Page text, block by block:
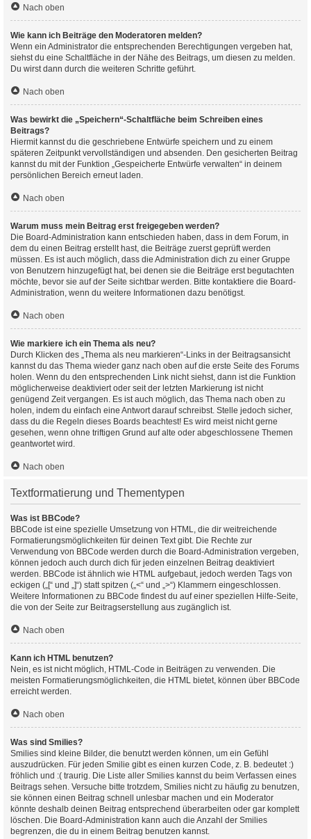
Nach oben
Wie kann ich Beiträge den Moderatoren melden?
Wenn ein Administrator die entsprechenden Berechtigungen vergeben hat,
siehst du eine Schaltfläche in der Nähe des Beitrags, um diesen zu melden.
Du wirst dann durch die weiteren Schritte geführt.
Nach oben
Was bewirkt die „Speichern“-Schaltfläche beim Schreiben eines
Beitrags?
Hiermit kannst du die geschriebene Entwürfe speichern und zu einem
späteren Zeitpunkt vervollständigen und absenden. Den gesicherten Beitrag
kannst du mit der Funktion „Gespeicherte Entwürfe verwalten“ in deinem
persönlichen Bereich erneut laden.
Nach oben
Warum muss mein Beitrag erst freigegeben werden?
Die Board-Administration kann entschieden haben, dass in dem Forum, in
dem du einen Beitrag erstellt hast, die Beiträge zuerst geprüft werden
müssen. Es ist auch möglich, dass die Administration dich zu einer Gruppe
von Benutzern hinzugefügt hat, bei denen sie die Beiträge erst begutachten
möchte, bevor sie auf der Seite sichtbar werden. Bitte kontaktiere die Board-
Administration, wenn du weitere Informationen dazu benötigst.
Nach oben
Wie markiere ich ein Thema als neu?
Durch Klicken des „Thema als neu markieren“-Links in der Beitragsansicht
kannst du das Thema wieder ganz nach oben auf die erste Seite des Forums
holen. Wenn du den entsprechenden Link nicht siehst, dann ist die Funktion
möglicherweise deaktiviert oder seit der letzten Markierung ist nicht
genügend Zeit vergangen. Es ist auch möglich, das Thema nach oben zu
holen, indem du einfach eine Antwort darauf schreibst. Stelle jedoch sicher,
dass du die Regeln dieses Boards beachtest! Es wird meist nicht gerne
gesehen, wenn ohne triftigen Grund auf alte oder abgeschlossene Themen
geantwortet wird.
Nach oben
Textformatierung und Thementypen
Was ist BBCode?
BBCode ist eine spezielle Umsetzung von HTML, die dir weitreichende
Formatierungsmöglichkeiten für deinen Text gibt. Die Rechte zur
Verwendung von BBCode werden durch die Board-Administration vergeben,
können jedoch auch durch dich für jeden einzelnen Beitrag deaktiviert
werden. BBCode ist ähnlich wie HTML aufgebaut, jedoch werden Tags von
eckigen („[“ und „]“) statt spitzen („<“ und „>“) Klammern eingeschlossen.
Weitere Informationen zu BBCode findest du auf einer speziellen Hilfe-Seite,
die von der Seite zur Beitragserstellung aus zugänglich ist.
Nach oben
Kann ich HTML benutzen?
Nein, es ist nicht möglich, HTML-Code in Beiträgen zu verwenden. Die
meisten Formatierungsmöglichkeiten, die HTML bietet, können über BBCode
erreicht werden.
Nach oben
Was sind Smilies?
Smilies sind kleine Bilder, die benutzt werden können, um ein Gefühl
auszudrücken. Für jeden Smilie gibt es einen kurzen Code, z. B. bedeutet :)
fröhlich und :( traurig. Die Liste aller Smilies kannst du beim Verfassen eines
Beitrags sehen. Versuche bitte trotzdem, Smilies nicht zu häufig zu benutzen,
sie können einen Beitrag schnell unlesbar machen und ein Moderator
könnte deshalb deinen Beitrag entsprechend überarbeiten oder gar komplett
löschen. Die Board-Administration kann auch die Anzahl der Smilies
begrenzen, die du in einem Beitrag benutzen kannst.